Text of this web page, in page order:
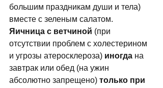
большим праздникам души и тела)
вместе с зеленым салатом.
Яичница с ветчиной (при
отсутствии проблем с холестерином
и угрозы атеросклероза) иногда на
завтрак или обед (на ужин
абсолютно запрещено) только при